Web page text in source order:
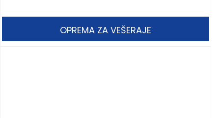
OPREMA ZA VEŠERAJE